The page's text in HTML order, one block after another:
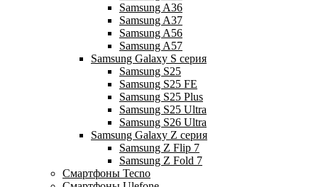
Samsung A36
Samsung A37
Samsung A56
Samsung A57
Samsung Galaxy S серия
Samsung S25
Samsung S25 FE
Samsung S25 Plus
Samsung S25 Ultra
Samsung S26 Ultra
Samsung Galaxy Z серия
Samsung Z Flip 7
Samsung Z Fold 7
Смартфоны Tecno